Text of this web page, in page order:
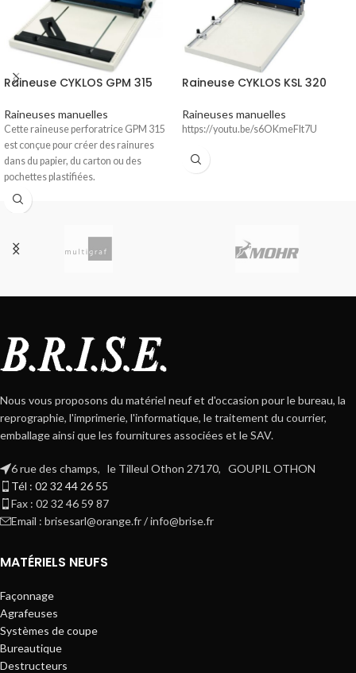
Raineuse CYKLOS GPM 315
Raineuses manuelles
Cette raineuse perforatrice GPM 315
est conçue pour créer des rainures
dans du papier, du carton ou des
pochettes plastifiées.
Raineuse CYKLOS KSL 320
Raineuses manuelles
https://youtu.be/s6OKmeFIt7U
Nous vous proposons du matériel neuf et d'occasion pour le bureau, la
reprographie, l'imprimerie, l'informatique, le traitement du courrier,
emballage ainsi que les fournitures associées et le SAV.
6 rue des champs, le Tilleul Othon 27170, GOUPIL OTHON
Tél : 02 32 44 26 55
Fax : 02 32 46 59 87
Email : brisesarl@orange.fr / info@brise.fr
MATÉRIELS NEUFS
Façonnage
Agrafeuses
Systèmes de coupe
Bureautique
Destructeurs